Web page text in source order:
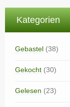
Kategorien
Gebastel (38)
Gekocht (30)
Gelesen (23)